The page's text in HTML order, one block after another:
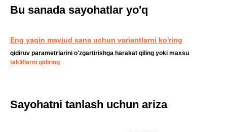
Bu sanada sayohatlar yo'q
Eng yaqin mavjud sana uchun variantlarni ko'ring
qidiruv parametrlarini o'zgartirishga harakat qiling yoki maxsu
takliflarni qidiring
Sayohatni tanlash uchun ariza